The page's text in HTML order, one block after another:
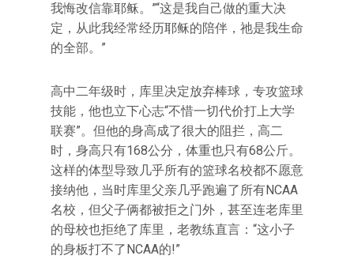
我悔改信靠耶稣。”“这是我自己做的重大决
定，从此我经常经历耶稣的陪伴，祂是我生命
的全部。”
高中二年级时，库里决定放弃棒球，专攻篮球
技能，他也立下心志“不惜一切代价打上大学
联赛”。但他的身高成了很大的阻拦，高二
时，身高只有168公分，体重也只有68公斤。
这样的体型导致几乎所有的篮球名校都不愿意
接纳他，当时库里父亲几乎跑遍了所有NCAA
名校，但父子俩都被拒之门外，甚至连老库里
的母校也拒绝了库里，老教练直言：“这小子
的身板打不了NCAA的!”